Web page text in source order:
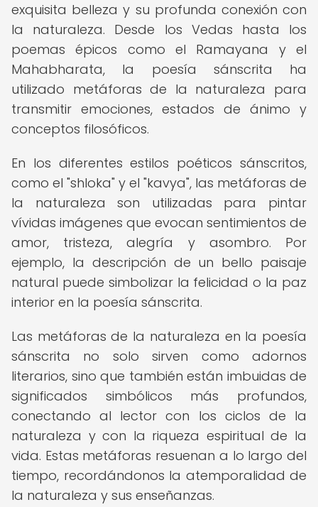
exquisita belleza y su profunda conexión con
la naturaleza. Desde los Vedas hasta los
poemas épicos como el Ramayana y el
Mahabharata, la poesía sánscrita ha
utilizado metáforas de la naturaleza para
transmitir emociones, estados de ánimo y
conceptos filosóficos.
En los diferentes estilos poéticos sánscritos,
como el "shloka" y el "kavya", las metáforas de
la naturaleza son utilizadas para pintar
vívidas imágenes que evocan sentimientos de
amor, tristeza, alegría y asombro. Por
ejemplo, la descripción de un bello paisaje
natural puede simbolizar la felicidad o la paz
interior en la poesía sánscrita.
Las metáforas de la naturaleza en la poesía
sánscrita no solo sirven como adornos
literarios, sino que también están imbuidas de
significados simbólicos más profundos,
conectando al lector con los ciclos de la
naturaleza y con la riqueza espiritual de la
vida. Estas metáforas resuenan a lo largo del
tiempo, recordándonos la atemporalidad de
la naturaleza y sus enseñanzas.